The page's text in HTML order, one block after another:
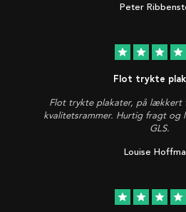
Peter
star star star star
Flot trykte
Flot trykte plakater, på
kvalitetsrammer. Hurtig fragt og
GLS.
Louise
star star star star